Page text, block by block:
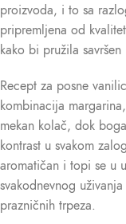
proizvoda, i to sa
pripremljena od
kako bi pružila savršen
Recept za posne
kombinacija
mekan kolač, dok
kontrast u svakom
aromatičan i topi se u
svakodnevnog
prazničnih trpeza.